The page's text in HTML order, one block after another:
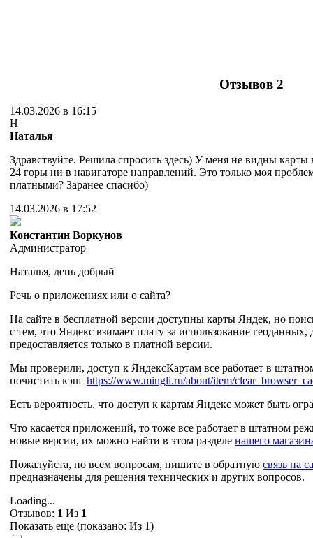
Отзывов 2
14.03.2026 в 16:15
Н
Наталья
Здравствуйте. Решила спросить здесь) У меня не видны карты
24 горы ни в навигаторе направлений. Это только моя
платными? Заранее спасибо)
14.03.2026 в 17:52
Константин Воркунов
Администратор
Наталья, день добрый
Речь о приложениях или о сайта?
На сайте в бесплатной версии доступны карты Яндек, но
с тем, что Яндекс взимает плату за использование геоданных,
предоставляется только в платной версии.
Мы проверили, доступ к ЯндексКартам все работает в
почистить кэш https://www.mingli.ru/about/item/
Есть вероятность, что доступ к картам Яндекс может быть
Что касается приложений, то тоже все работает в штатном
новые версии, их можно найти в этом разделе нашего
Пожалуйста, по всем вопросам, пишите в обратную связь на
предназначены для решения технических и других вопросов.
Loading...
Отзывов: 1 Из 1
Показать еще (показано: Из 1)